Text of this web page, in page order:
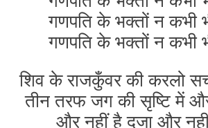
गणपति के भक्तों न कभी
गणपति के भक्तों न कभी
शिव के राजकुँवर की करलो
तीन तरफ जग की सृष्टि में
और नहीं है दूजा और